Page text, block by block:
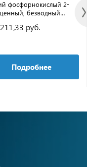
фосфорнокислый 2-
безводный
руб.
Подробнее